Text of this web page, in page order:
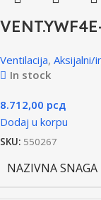
Ventilacija, Aksijalni/
In stock
8.712,00 рсд
Dodaj u korpu
SKU: 550267
NAZIVNA SNAGA